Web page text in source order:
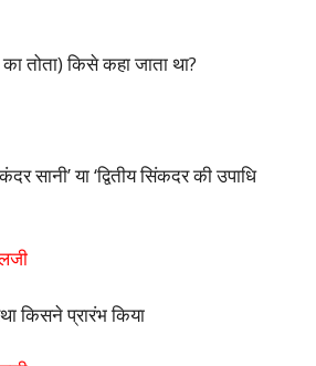
का तोता) किसे कहा जाता था?
सानी’ या ‘द्वितीय सिंकदर की उपाधि
किसने प्रारंभ किया